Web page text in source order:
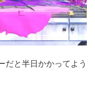
だと半日かかってよう